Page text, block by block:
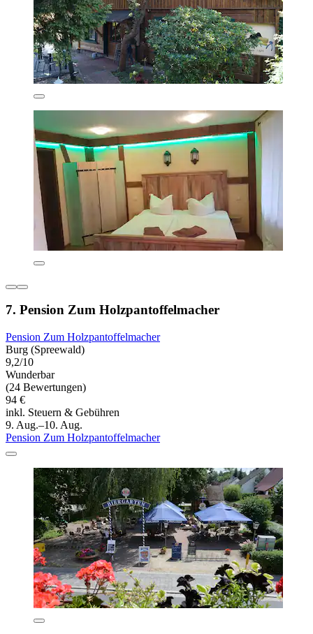
7. Pension Zum Holzpantoffelmacher
Pension Zum Holzpantoffelmacher
Burg (Spreewald)
9,2/10
Wunderbar
(24 Bewertungen)
94 €
inkl. Steuern & Gebühren
9. Aug.–10. Aug.
Pension Zum Holzpantoffelmacher